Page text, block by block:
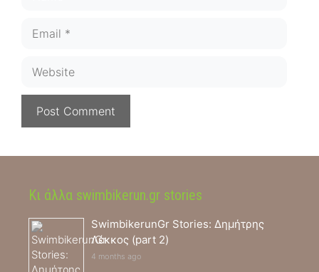
Κι άλλα swimbikerun.gr stories
SwimbikerunGr Stories: Δημήτρης
Λέκκος (part 2)
4 months ago